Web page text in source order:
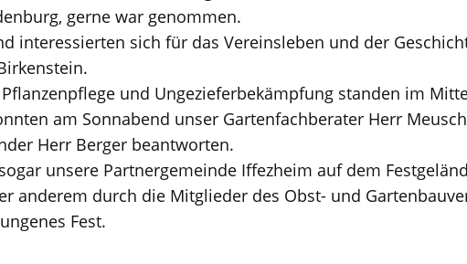
gerne war genommen.
interessierten sich für das Vereinsleben und der
und Ungezieferbekämpfung standen im
am Sonnabend unser Gartenfachberater Herr
Herr Berger beantworten.
unsere Partnergemeinde Iffezheim auf dem
anderem durch die Mitglieder des Obst- und
Fest.